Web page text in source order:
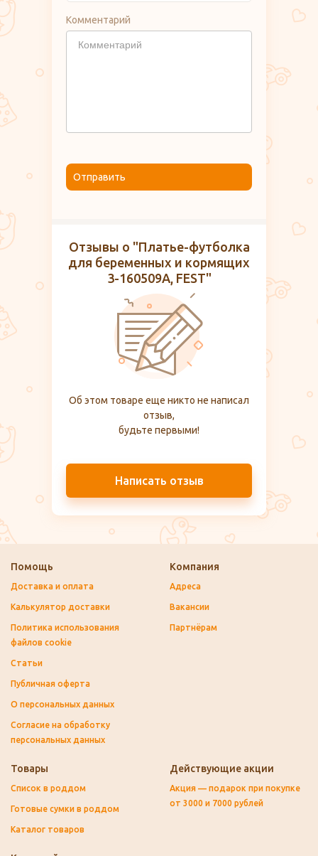
Комментарий
Отправить
Отзывы о "Платье-футболка
для беременных и кормящих
3-160509А, FEST"
Об этом товаре еще никто не написал
отзыв,
будьте первыми!
Написать отзыв
Помощь
Доставка и оплата
Калькулятор доставки
Политика использования
файлов cookie
Статьи
Публичная оферта
О персональных данных
Согласие на обработку
персональных данных
Компания
Адреса
Вакансии
Партнёрам
Товары
Список в роддом
Готовые сумки в роддом
Каталог товаров
Действующие акции
Акция — подарок при покупке
от 3000 и 7000 рублей